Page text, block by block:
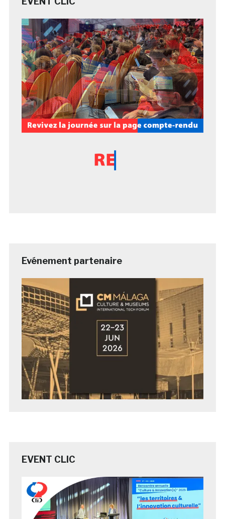
Evénement partenaire
EVENT CLIC